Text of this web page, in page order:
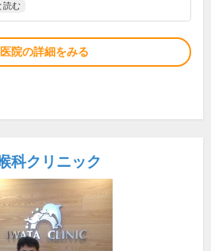
読む
院の詳細をみる
科クリニック